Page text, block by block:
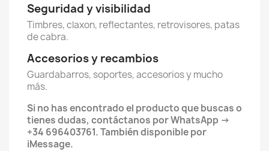
Seguridad y visibilidad
Timbres, claxon, reflectantes, retrovisores, patas
de cabra.
Accesorios y recambios
Guardabarros, soportes, accesorios y mucho
más.
Si no has encontrado el producto que buscas o
tienes dudas, contáctanos por WhatsApp →
+34 696403761. También disponible por
iMessage.